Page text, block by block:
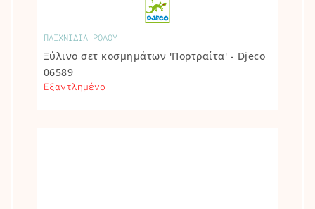
ΠΑΙΧΝΙΔΙΑ ΡΟΛΟΥ
Ξύλινο σετ κοσμημάτων 'Πορτραίτα' - Djeco
06589
Εξαντλημένο